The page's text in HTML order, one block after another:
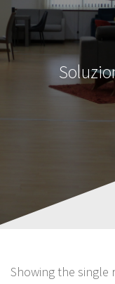
Showing the single